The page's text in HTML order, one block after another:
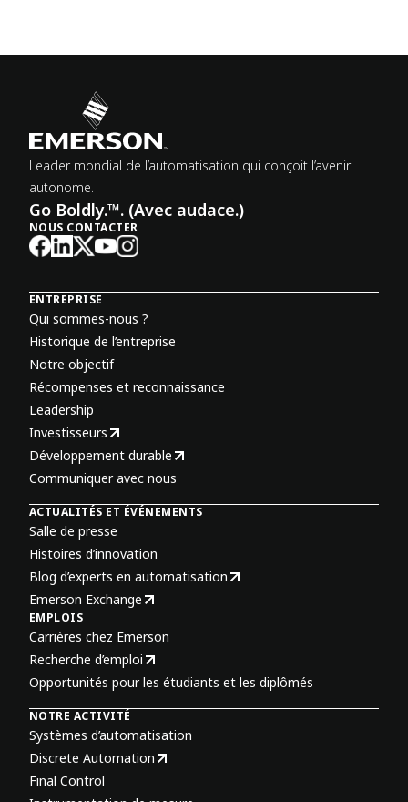
Leader mondial de l’automatisation qui conçoit l’avenir
autonome.
Go Boldly.™. (Avec audace.)
NOUS CONTACTER
ENTREPRISE
Qui sommes-nous ?
Historique de l’entreprise
Notre objectif
Récompenses et reconnaissance
Leadership
Investisseurs
Développement durable
Communiquer avec nous
ACTUALITÉS ET ÉVÉNEMENTS
Salle de presse
Histoires d’innovation
Blog d’experts en automatisation
Emerson Exchange
EMPLOIS
Carrières chez Emerson
Recherche d’emploi
Opportunités pour les étudiants et les diplômés
NOTRE ACTIVITÉ
Systèmes d’automatisation
Discrete Automation
Final Control